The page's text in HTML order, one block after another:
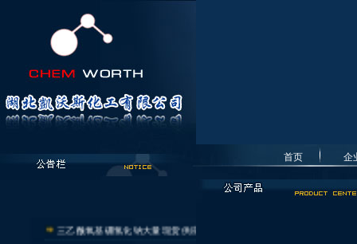
三乙酰氧基硼氢化钠大量现货供应
首页 企